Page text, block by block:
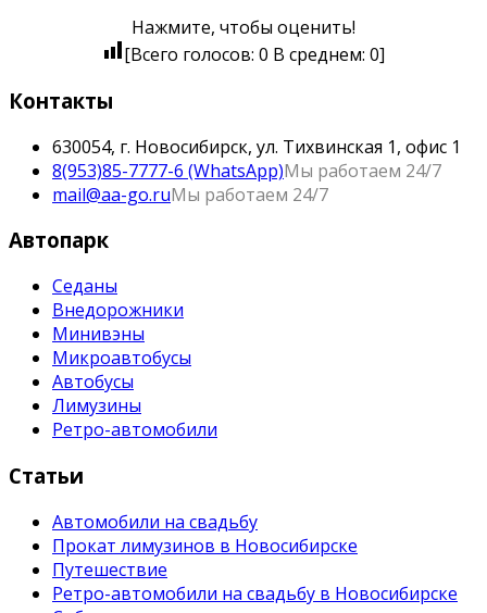
Нажмите, чтобы оценить!
[Всего голосов: 0 В среднем: 0]
Контакты
630054, г. Новосибирск, ул. Тихвинская 1, офис 1
8(953)85-7777-6 (WhatsApp)Мы работаем 24/7
mail@aa-go.ruМы работаем 24/7
Автопарк
Седаны
Внедорожники
Минивэны
Микроавтобусы
Автобусы
Лимузины
Ретро-автомобили
Статьи
Автомобили на свадьбу
Прокат лимузинов в Новосибирске
Путешествие
Ретро-автомобили на свадьбу в Новосибирске